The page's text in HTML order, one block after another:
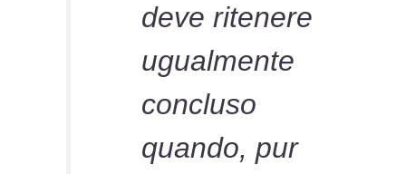
deve ritenere
ugualmente
concluso
quando, pur